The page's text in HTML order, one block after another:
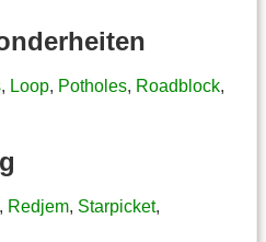
, Loop, Potholes, Roadblock,
, Redjem, Starpicket,